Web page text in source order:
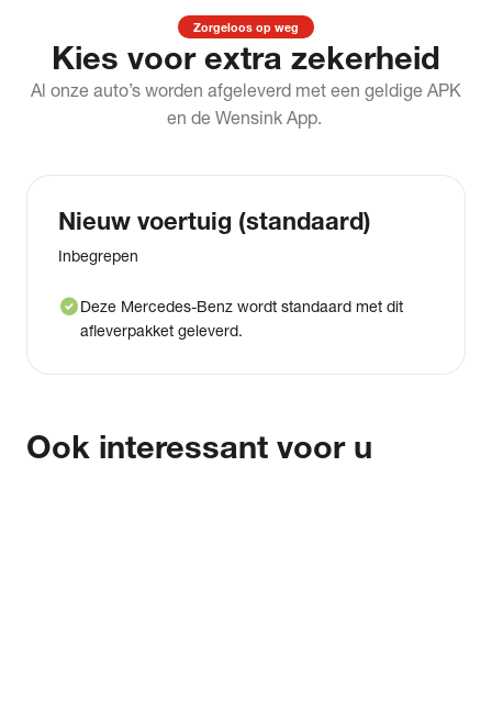
Zorgeloos op weg
Kies voor extra zekerheid
Al onze auto’s worden afgeleverd met een geldige APK
en de Wensink App.
Nieuw voertuig (standaard)
Inbegrepen
check_circleDeze Mercedes-Benz wordt standaard met dit
afleverpakket geleverd.
Ook interessant voor u